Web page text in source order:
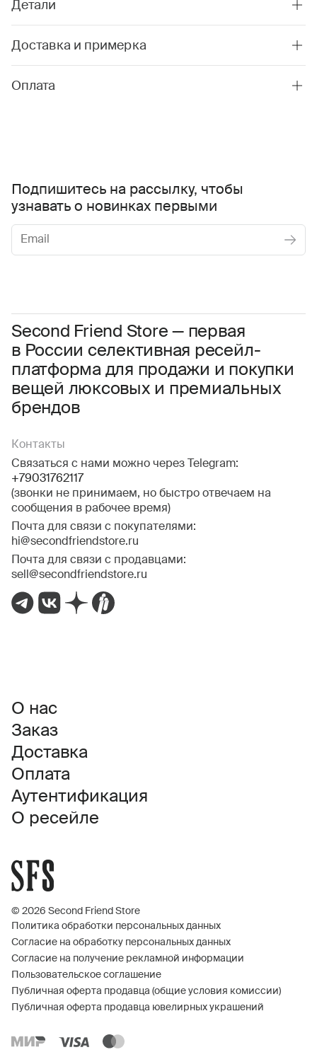
Детали
Доставка и примерка
Оплата
Second Friend Store — первая
в России селективная ресейл-
платформа для продажи и покупки
вещей люксовых и премиальных
брендов
Контакты
Связаться с нами можно через Telegram:
+79031762117
(звонки не принимаем, но быстро отвечаем на
сообщения в рабочее время)
Почта для связи с покупателями:
hi@secondfriendstore.ru
Почта для связи с продавцами:
sell@secondfriendstore.ru
Подпишитесь на рассылку, чтобы
узнавать о новинках первыми
Соглашаюсь с условиями Пользовательского соглашения
Даю согласие на получение рекламной информации.
О нас
Заказ
Доставка
Оплата
Аутентификация
О ресейле
© 2026 Second Friend Store
Политика обработки персональных данных
Согласие на обработку персональных данных
Согласие на получение рекламной информации
Пользовательское соглашение
Публичная оферта продавца (общие условия комиссии)
Публичная оферта продавца ювелирных украшений